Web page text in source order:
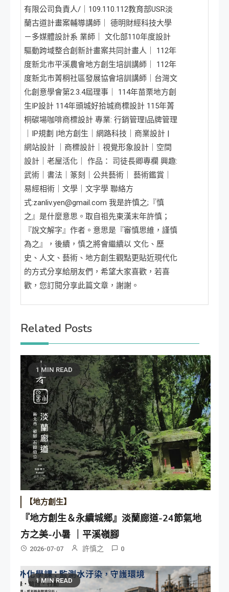
有限公司負責人/｜109.110.112教育部USR淡
蘭古道計畫案輔導講師｜ 德明財經科技大學
－多媒體設計系 業師｜ 文化部110年度設計
驅動跨域整合創新計畫案共同計畫人｜ 112年
度新北市平溪農會地方創生培訓講師｜ 112年
度新北市菁桐社區發展協會培訓講師｜台灣文
化創意學會第2.3.4屆理事｜ 114年苗栗地方創
生IP設計 114年頭城好拾城商標設計 115年菁
桐碳場咖啡商標設計 專業: 行銷管理|品牌管理
｜IP規劃 |地方創生｜網路科技｜商業設計 |
網站設計 ｜商標設計｜視覺形象設計｜空間
設計｜老屋活化｜ 作品： 司徒長卿專欄 興趣:
武術｜書法｜篆刻｜公共藝術｜ 藝術鑑賞｜
易經相術｜文學｜文字學 聯絡方
式:zanliv.yen@gmail.com 我是許慎之;『慎
之』是什麼意思。取自祖先東漢末年許慎；
『說文解字』作者。意思是『審慎思維，謹慎
為之』，後續，慎之將會繼續以 文化、歷
史、人文、藝術、地方創生觀點更貼近現代化
的方式分享給朋友們，希望大家喜歡，若喜
歡，您訂閱分享此篇文章，謝謝。
Related Posts
1 MIN READ
【地方創生】
『地方創生＆永續城鄉』淡蘭廊道-24節氣地
方之美-小暑 ｜平溪嶺腳
2026-07-07 許慎之 0
1 MIN READ